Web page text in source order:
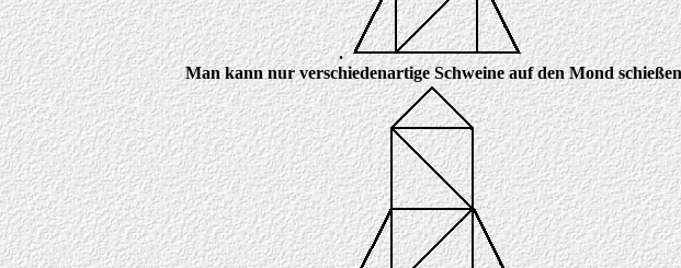
.
Man kann nur verschiedenartige Schweine auf den Mond